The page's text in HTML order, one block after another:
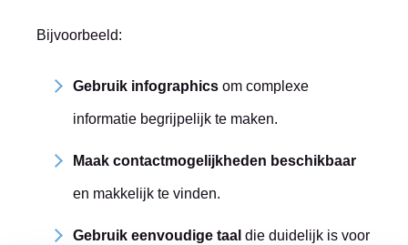
Bijvoorbeeld:
Gebruik infographics om complexe
informatie begrijpelijk te maken.
Maak contactmogelijkheden beschikbaar
en makkelijk te vinden.
Gebruik eenvoudige taal die duidelijk is voor